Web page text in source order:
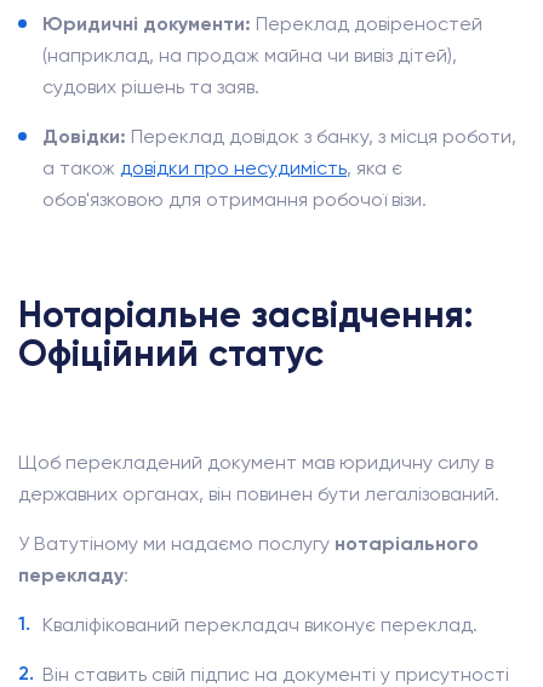
Юридичні документи: Переклад довіреностей
(наприклад, на продаж майна чи вивіз дітей),
судових рішень та заяв.
Довідки: Переклад довідок з банку, з місця роботи,
а також довідки про несудимість, яка є
обов'язковою для отримання робочої візи.
Нотаріальне засвідчення:
Офіційний статус
Щоб перекладений документ мав юридичну силу в
державних органах, він повинен бути легалізований.
У Ватутіному ми надаємо послугу нотаріального
перекладу:
Кваліфікований перекладач виконує переклад.
Він ставить свій підпис на документі у присутності